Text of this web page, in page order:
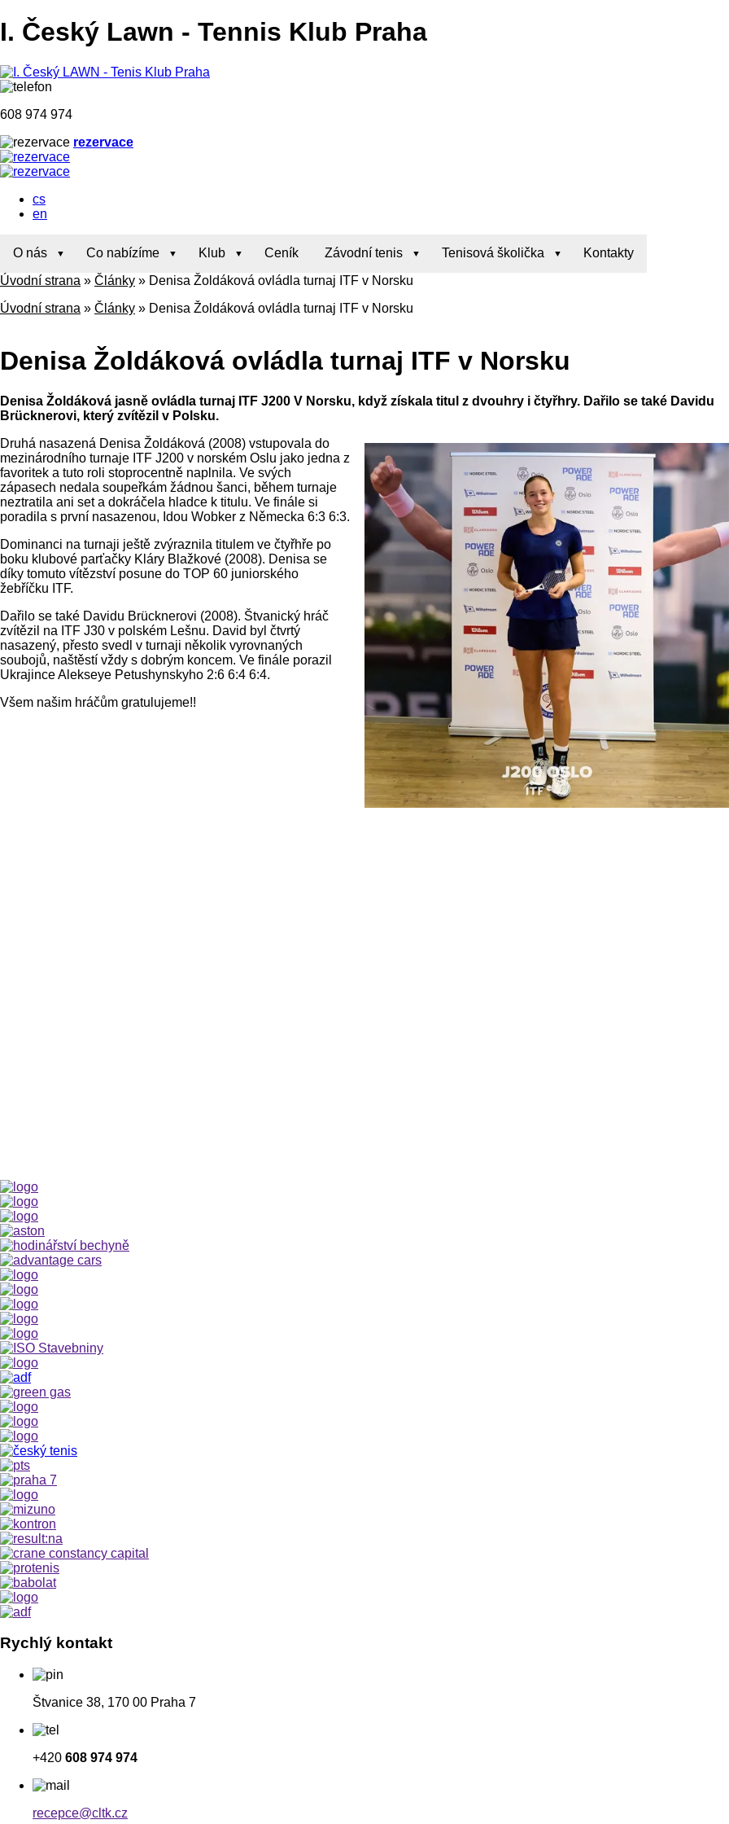
I. Český Lawn - Tennis Klub Praha
608 974 974
rezervace
cs
en
O nás Co nabízíme Klub Ceník Závodní tenis Tenisová školička
Kontakty
Úvodní strana » Články » Denisa Žoldáková ovládla turnaj ITF v Norsku
Úvodní strana » Články » Denisa Žoldáková ovládla turnaj ITF v Norsku
Denisa Žoldáková ovládla turnaj ITF v Norsku
Denisa Žoldáková jasně ovládla turnaj ITF J200 V Norsku, když získala titul z dvouhry i čtyřhry. Dařilo se také Davidu
Brücknerovi, který zvítězil v Polsku.
Druhá nasazená Denisa Žoldáková (2008) vstupovala do
mezinárodního turnaje ITF J200 v norském Oslu jako jedna z
favoritek a tuto roli stoprocentně naplnila. Ve svých
zápasech nedala soupeřkám žádnou šanci, během turnaje
neztratila ani set a dokráčela hladce k titulu. Ve finále si
poradila s první nasazenou, Idou Wobker z Německa 6:3 6:3.
Dominanci na turnaji ještě zvýraznila titulem ve čtyřhře po
boku klubové parťačky Kláry Blažkové (2008). Denisa se
díky tomuto vítězství posune do TOP 60 juniorského
žebříčku ITF.
Dařilo se také Davidu Brücknerovi (2008). Štvanický hráč
zvítězil na ITF J30 v polském Lešnu. David byl čtvrtý
nasazený, přesto svedl v turnaji několik vyrovnaných
soubojů, naštěstí vždy s dobrým koncem. Ve finále porazil
Ukrajince Alekseye Petushynskyho 2:6 6:4 6:4.
Všem našim hráčům gratulujeme!!
Rychlý kontakt
Štvanice 38, 170 00 Praha 7
+420 608 974 974
recepce@cltk.cz